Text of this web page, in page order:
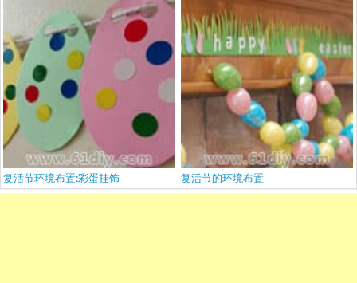
复活节环境布置:彩蛋挂饰 复活节的环境布置